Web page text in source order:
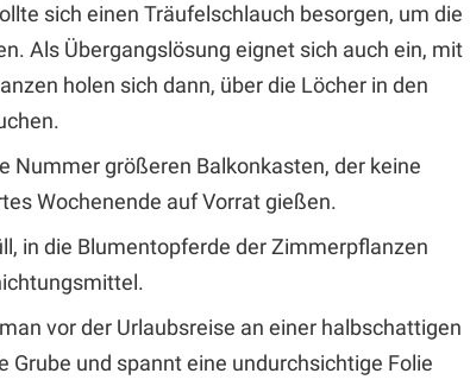
sich einen Träufelschlauch besorgen, um die
Als Übergangslösung eignet sich auch ein, mit
holen sich dann, über die Löcher in den
Nummer größeren Balkonkasten, der keine
Wochenende auf Vorrat gießen.
in die Blumentopferde der Zimmerpflanzen
vor der Urlaubsreise an einer halbschattigen
und spannt eine undurchsichtige Folie